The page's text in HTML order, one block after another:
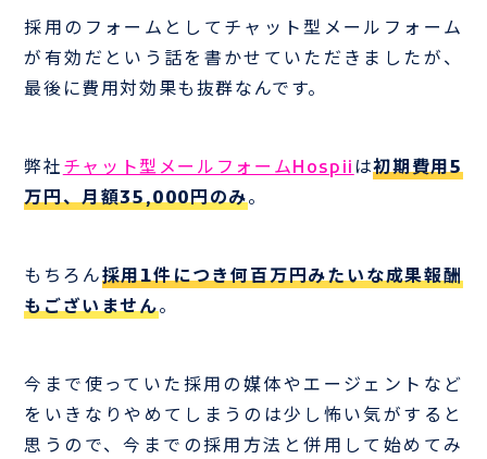
採用のフォームとしてチャット型メールフォーム
が有効だという話を書かせていただきましたが、
最後に費用対効果も抜群なんです。
弊社 チャット型メールフォームHospii は初期費用5
万円、月額35,000円のみ。
もちろん採用1件につき何百万円みたいな成果報酬
もございません。
今まで使っていた採用の媒体やエージェントなど
をいきなりやめてしまうのは少し怖い気がすると
思うので、今までの採用方法と併用して始めてみ